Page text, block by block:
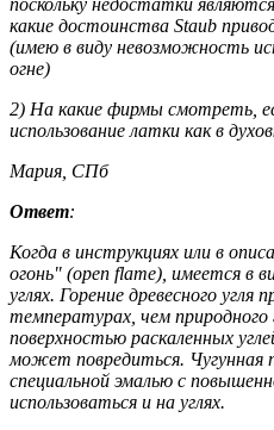
какие достоинства Staub
(имею в виду невозможность
огне)
2) На какие фирмы смотреть,
использование латки как в
Мария, СПб
Ответ:
Когда в инструкциях или в
огонь" (open flame), имеется в
углях. Горение древесного угля
температурах, чем
поверхностью раскаленных
может повредиться. Чугунная
специальной эмалью с
использоваться и на углях.